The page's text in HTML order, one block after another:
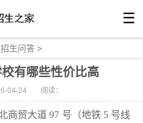
☰
招生问答 >
有哪些性价比高
04-24 阅读：
贸大道 97 号（地铁 5 号线